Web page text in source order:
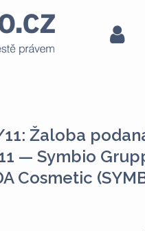
Žaloba
— Symbio
Cosmetic